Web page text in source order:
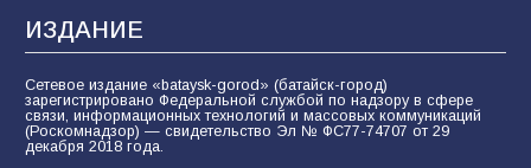
ИЗДАНИЕ
Сетевое издание «bataysk-gorod» (батайск-город)
зарегистрировано Федеральной службой по надзору в сфере
связи, информационных технологий и массовых коммуникаций
(Роскомнадзор) — свидетельство Эл № ФС77-74707 от 29
декабря 2018 года.